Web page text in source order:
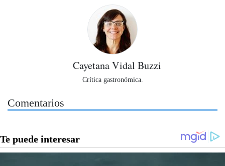
Cayetana Vidal Buzzi
Crítica gastronómica.
Comentarios